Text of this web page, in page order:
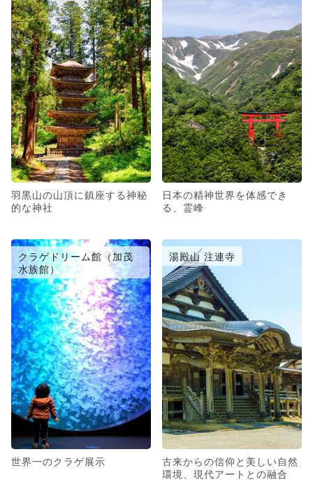
羽黒山の山頂に鎮座する神秘
的な神社
日本の精神世界を体感でき
る、霊峰
クラゲドリーム館（加茂
水族館）
世界一のクラゲ展示
湯殿山 注連寺
古来からの信仰と美しい自然
環境、現代アートとの融合